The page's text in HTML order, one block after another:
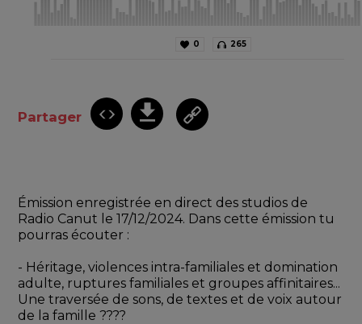
0 265
Partager
Émission enregistrée en direct des studios de
Radio Canut le 17/12/2024. Dans cette émission tu
pourras écouter :
- Héritage, violences intra-familiales et domination
adulte, ruptures familiales et groupes affinitaires...
Une traversée de sons, de textes et de voix autour
de la famille ?‍?‍?‍?